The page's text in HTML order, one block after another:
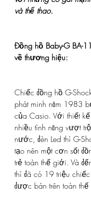
và thể thao.
Đồng hồ Baby-G BA-
về thương hiệu:
Chiếc đồng hồ G-
phát minh năm 1983
của Casio. Với thiết
nhiều tình năng vượt
nước, đèn Led thì G-
tạo nên một cơn sốt
trẻ toàn thế giới. Và
thì đã có 19 triệu chiếc
được bán trên toàn